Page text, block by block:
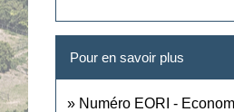
Pour en savoir plus
Numéro EORI -